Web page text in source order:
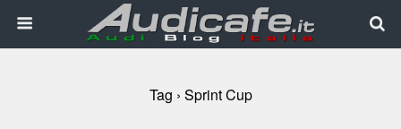
Tag › Sprint Cup